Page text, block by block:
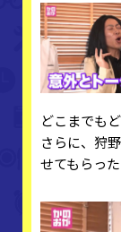
どこまでも
さらに、狩
せてもらっ